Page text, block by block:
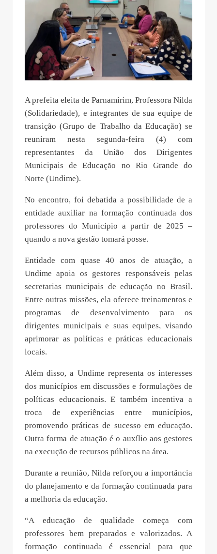
A prefeita eleita de Parnamirim, Professora Nilda
(Solidariedade), e integrantes de sua equipe de
transição (Grupo de Trabalho da Educação) se
reuniram nesta segunda-feira (4) com
representantes da União dos Dirigentes
Municipais de Educação no Rio Grande do
Norte (Undime).
No encontro, foi debatida a possibilidade de a
entidade auxiliar na formação continuada dos
professores do Município a partir de 2025 –
quando a nova gestão tomará posse.
Entidade com quase 40 anos de atuação, a
Undime apoia os gestores responsáveis pelas
secretarias municipais de educação no Brasil.
Entre outras missões, ela oferece treinamentos e
programas de desenvolvimento para os
dirigentes municipais e suas equipes, visando
aprimorar as políticas e práticas educacionais
locais.
Além disso, a Undime representa os interesses
dos municípios em discussões e formulações de
políticas educacionais. E também incentiva a
troca de experiências entre municípios,
promovendo práticas de sucesso em educação.
Outra forma de atuação é o auxílio aos gestores
na execução de recursos públicos na área.
Durante a reunião, Nilda reforçou a importância
do planejamento e da formação continuada para
a melhoria da educação.
“A educação de qualidade começa com
professores bem preparados e valorizados. A
formação continuada é essencial para que